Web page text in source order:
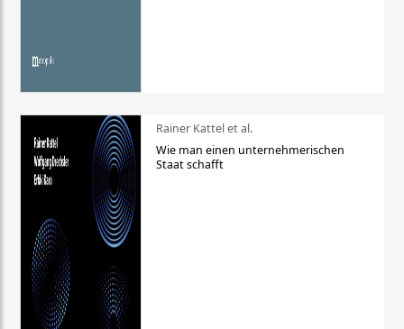
Rainer Kattel et al.
Wie man einen unternehmerischen
Staat schafft